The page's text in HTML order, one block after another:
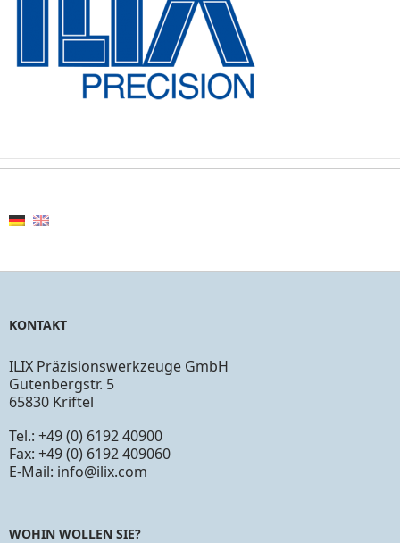
KONTAKT
ILIX Präzisionswerkzeuge GmbH
Gutenbergstr. 5
65830 Kriftel
Tel.: +49 (0) 6192 40900
Fax: +49 (0) 6192 409060
E-Mail: info@ilix.com
WOHIN WOLLEN SIE?